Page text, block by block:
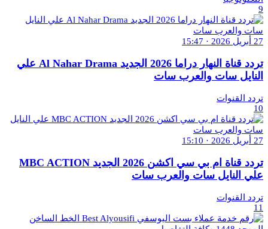
9
27 أبريل 2026 · 15:47
تردد قناة النهار دراما 2026 الجديد Al Nahar Drama علي
النايل سات والعرب سات
تردد القنوات
10
27 أبريل 2026 · 15:10
تردد قناة ام بي سي اكشن 2026 الجديد MBC ACTION
علي النايل سات والعرب سات
تردد القنوات
11